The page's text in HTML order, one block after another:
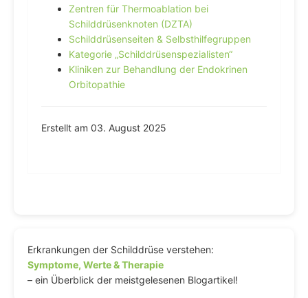
Zentren für Thermoablation bei
Schilddrüsenknoten (DZTA)
Schilddrüsenseiten & Selbsthilfegruppen
Kategorie „Schilddrüsenspezialisten“
Kliniken zur Behandlung der Endokrinen
Orbitopathie
Erstellt am 03. August 2025
Erkrankungen der Schilddrüse verstehen:
Symptome, Werte & Therapie
– ein Überblick der meistgelesenen Blogartikel!